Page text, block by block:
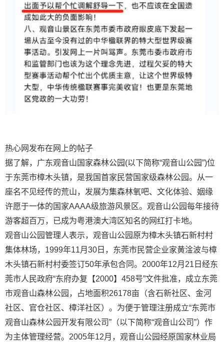
热心网发布在网上的帖子
据了解，广东观音山国家森林公园(以下简称“观音山公园”)位
于东莞市樟木头镇，是我国首家民营国家级森林公园。从一
座名不见经传的荒山，发展为集森林氧吧、文化体验、姻缘
许愿于一体的国家AAAA级旅游风景区。观音山公园每年接待
游客超百万，已成为粤港澳大湾区知名的网红打卡地。
观音山公园管理人表示，观音山公园原为樟木头镇石新村村
集体林场，1999年11月30日，东莞市民营企业家黄淦波与樟
木头镇石新村村委签订50年承包合同。2000年12月21日经东
莞市人民政府“东府办复【2000】458号”文件批准，成立东莞
市观音山森林公园，占地面积26178亩（含石新社区、金河
社区、官仓社区、樟洋社区）。为便于管理注册成立“东莞市
观音山森林公园开发有限公司”（以下简称“观音山公司”）作
为主体管理经营。2005年12月，观音山公园经原国家林业局